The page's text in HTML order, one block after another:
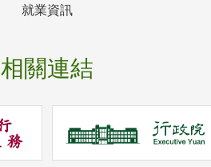
就業資訊
相關連結